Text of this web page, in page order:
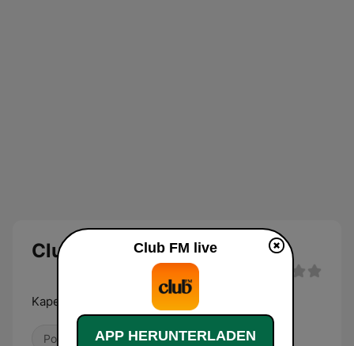
Club FM
Kape Radion
Pop / Top 40 Adult Contemporary
Club FM live
APP HERUNTERLADEN